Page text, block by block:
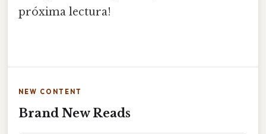
próxima lectura!
NEW CONTENT
Brand New Reads